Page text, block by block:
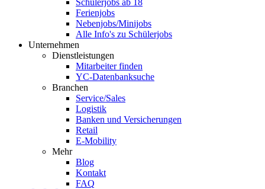
Schülerjobs ab 18
Ferienjobs
Nebenjobs/Minijobs
Alle Info's zu Schülerjobs
Unternehmen
Dienstleistungen
Mitarbeiter finden
YC-Datenbanksuche
Branchen
Service/Sales
Logistik
Banken und Versicherungen
Retail
E-Mobility
Mehr
Blog
Kontakt
FAQ